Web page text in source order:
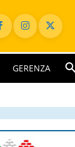
GERENZA